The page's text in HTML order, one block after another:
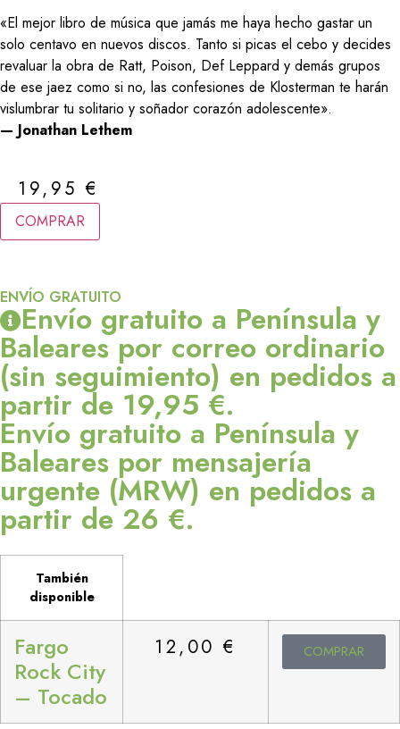
«El mejor libro de música que jamás me haya hecho gastar un
solo centavo en nuevos discos. Tanto si picas el cebo y decides
revaluar la obra de Ratt, Poison, Def Leppard y demás grupos
de ese jaez como si no, las confesiones de Klosterman te harán
vislumbrar tu solitario y soñador corazón adolescente».
— Jonathan Lethem
19,95€
COMPRAR
ENVÍO GRATUITO
Envío gratuito a Península y
Baleares por correo ordinario
(sin seguimiento) en pedidos a
partir de 19,95 €.
Envío gratuito a Península y
Baleares por mensajería
urgente (MRW) en pedidos a
partir de 26 €.
También
disponible
Fargo
Rock City
– Tocado
12,00€ COMPRAR